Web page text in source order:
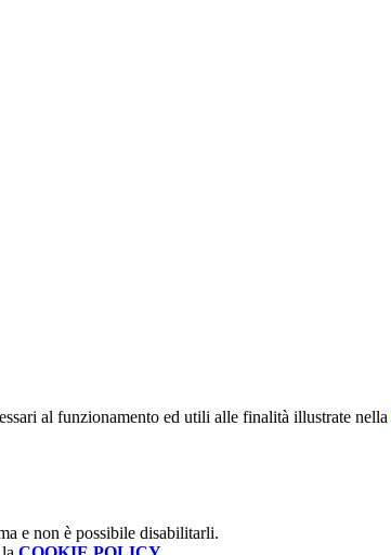
al funzionamento ed utili alle finalità illustrate nella
e non è possibile disabilitarli.